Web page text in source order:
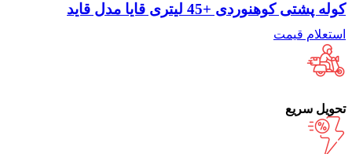
کوله پشتی کوهنوردی +45 لیتری قایا مدل قاید
استعلام قیمت
تحویل سریع